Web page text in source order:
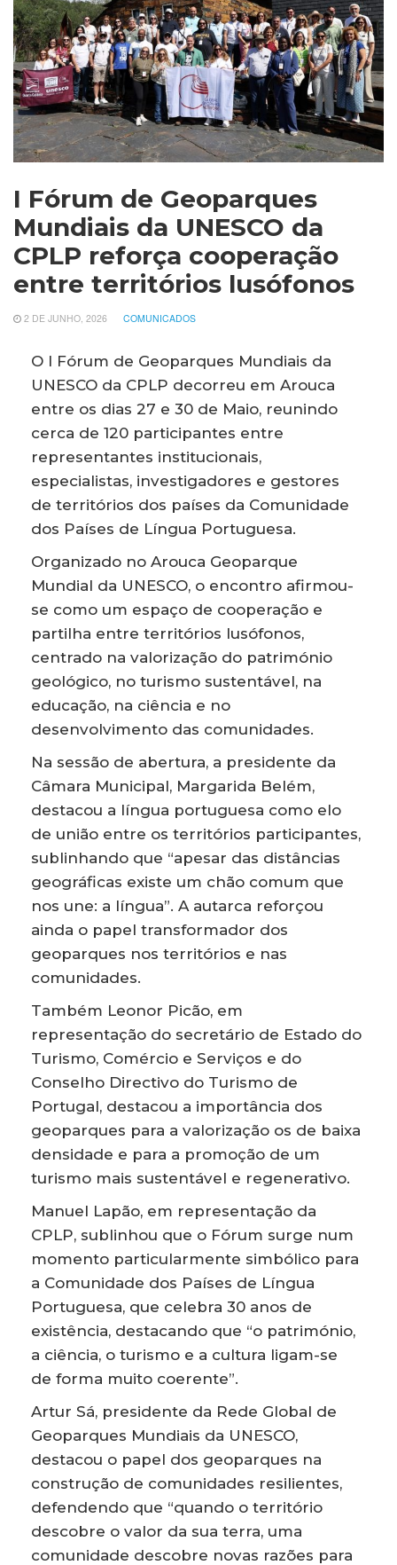
I Fórum de Geoparques
Mundiais da UNESCO da
CPLP reforça cooperação
entre territórios lusófonos
2 DE JUNHO, 2026 COMUNICADOS
O I Fórum de Geoparques Mundiais da
UNESCO da CPLP decorreu em Arouca
entre os dias 27 e 30 de Maio, reunindo
cerca de 120 participantes entre
representantes institucionais,
especialistas, investigadores e gestores
de territórios dos países da Comunidade
dos Países de Língua Portuguesa.
Organizado no Arouca Geoparque
Mundial da UNESCO, o encontro afirmou-
se como um espaço de cooperação e
partilha entre territórios lusófonos,
centrado na valorização do património
geológico, no turismo sustentável, na
educação, na ciência e no
desenvolvimento das comunidades.
Na sessão de abertura, a presidente da
Câmara Municipal, Margarida Belém,
destacou a língua portuguesa como elo
de união entre os territórios participantes,
sublinhando que “apesar das distâncias
geográficas existe um chão comum que
nos une: a língua”. A autarca reforçou
ainda o papel transformador dos
geoparques nos territórios e nas
comunidades.
Também Leonor Picão, em
representação do secretário de Estado do
Turismo, Comércio e Serviços e do
Conselho Directivo do Turismo de
Portugal, destacou a importância dos
geoparques para a valorização os de baixa
densidade e para a promoção de um
turismo mais sustentável e regenerativo.
Manuel Lapão, em representação da
CPLP, sublinhou que o Fórum surge num
momento particularmente simbólico para
a Comunidade dos Países de Língua
Portuguesa, que celebra 30 anos de
existência, destacando que “o património,
a ciência, o turismo e a cultura ligam-se
de forma muito coerente”.
Artur Sá, presidente da Rede Global de
Geoparques Mundiais da UNESCO,
destacou o papel dos geoparques na
construção de comunidades resilientes,
defendendo que “quando o território
descobre o valor da sua terra, uma
comunidade descobre novas razões para